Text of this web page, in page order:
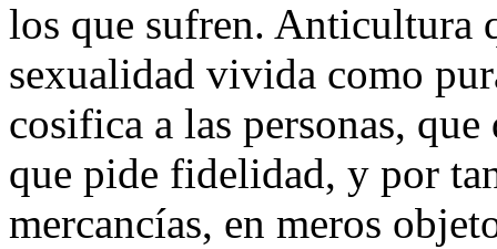
los que sufren. Anticultura
sexualidad vivida como
cosifica a las personas,
que pide fidelidad, y por
mercancías, en meros